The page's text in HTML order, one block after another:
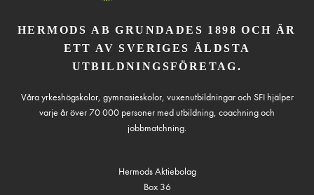
HERMODS AB GRUNDADES 1898 OCH ÄR
ETT AV SVERIGES ÄLDSTA
UTBILDNINGSFÖRETAG.
Våra yrkeshögskolor, gymnasieskolor, vuxenutbildningar och SFI hjälper
varje år över 70 000 personer med utbildning, coachning och
jobbmatchning.
Hermods Aktiebolag
Box 36